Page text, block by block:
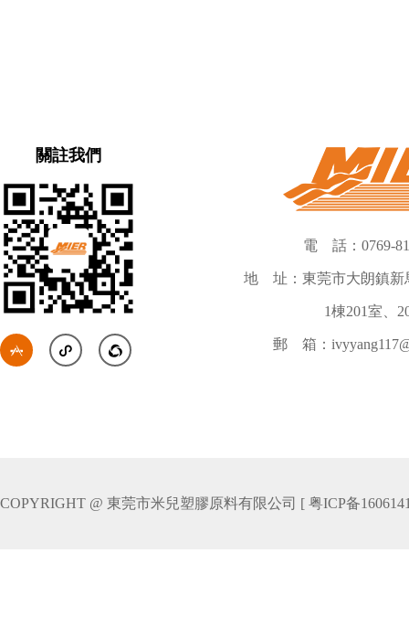
關註我們
  
電 話：0769-
地 址：東莞市大朗鎮新
1棟201室、
郵 箱：
COPYRIGHT @ 東莞市米兒塑膠原料有限公司 [ 粤ICP备